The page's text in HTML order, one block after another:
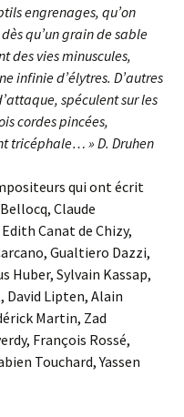
engrenages, qu’on
qu’un grain de sable
des vies minuscules,
infinie d’élytres. D’autres
spéculent sur les
cordes pincées,
tricéphale… » D. Druhen
qui ont écrit
Claude
Canat de Chizy,
Gualtiero Dazzi,
Huber, Sylvain Kassap,
David Lipten, Alain
Martin, Zad
François Rossé,
Touchard, Yassen